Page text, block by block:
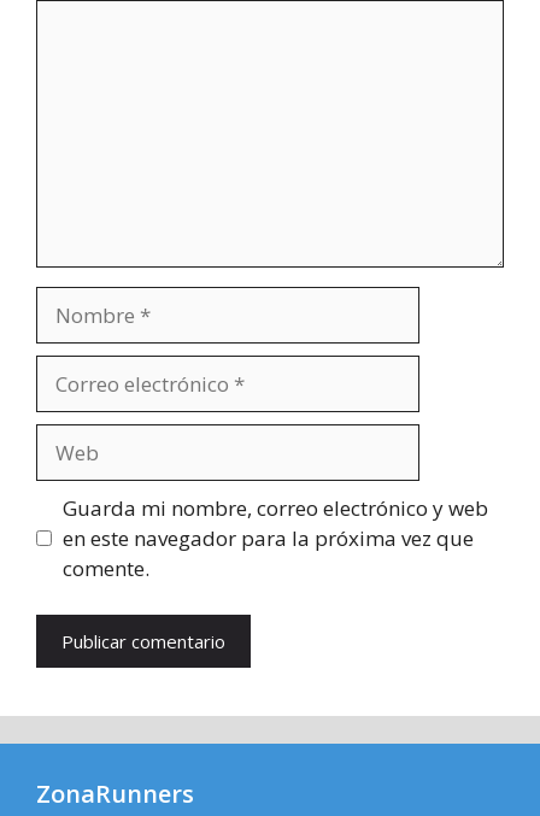
electrónico
Guarda mi nombre, correo electrónico y web
en este navegador para la próxima vez que
comente.
ZonaRunners